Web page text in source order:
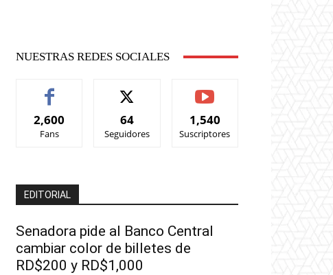
NUESTRAS REDES SOCIALES
2,600
Fans
64
Seguidores
1,540
Suscriptores
EDITORIAL
Senadora pide al Banco Central
cambiar color de billetes de
RD$200 y RD$1,000